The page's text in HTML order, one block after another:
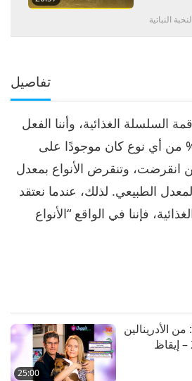
النباتية
تفاصيل
السلسلة الغذائية، وأننا الفعل
أكثر من 99% من أي نوع كان موجودًا على
انقرضت، وتنقرض الأنواع بمعدل
من المعدل الطبيعي. لذلك، عندما نعتقد
فإننا في الواقع “الأنواع
25:00
الأدرينالين
إلى الوعي، الجزء 1 من 2 – إيقاظ